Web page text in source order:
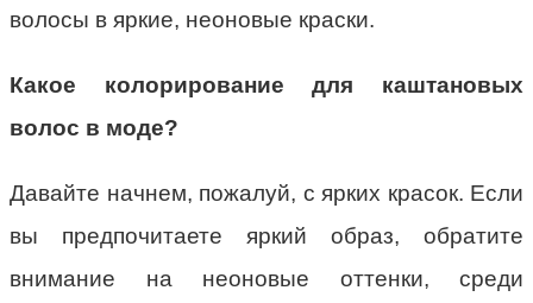
волосы в яркие, неоновые краски.
Какое колорирование для каштановых
волос в моде?
Давайте начнем, пожалуй, с ярких красок. Если
вы предпочитаете яркий образ, обратите
внимание на неоновые оттенки, среди